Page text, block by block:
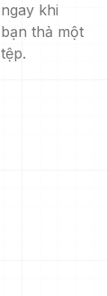
ngay khi
bạn thả một
tệp.